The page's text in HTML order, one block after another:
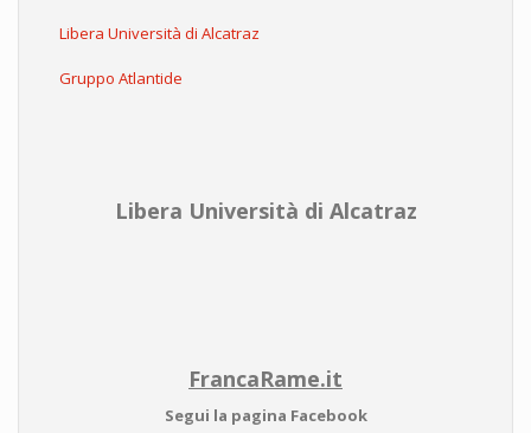
Libera Università di Alcatraz
Gruppo Atlantide
Libera Università di Alcatraz
FrancaRame.it
Segui la pagina Facebook